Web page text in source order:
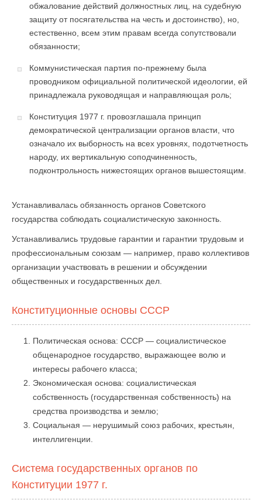
обжалование действий должностных лиц, на судебную
защиту от посягательства на честь и достоинство), но,
естественно, всем этим правам всегда сопутствовали
обязанности;
Коммунистическая партия по-прежнему была
проводником официальной политической идеологии, ей
принадлежала руководящая и направляющая роль;
Конституция 1977 г. провозглашала принцип
демократической централизации органов власти, что
означало их выборность на всех уровнях, подотчетность
народу, их вертикальную соподчиненность,
подконтрольность нижестоящих органов вышестоящим.
Устанавливалась обязанность органов Советского
государства соблюдать социалистическую законность.
Устанавливались трудовые гарантии и гарантии трудовым и
профессиональным союзам — например, право коллективов
организации участвовать в решении и обсуждении
общественных и государственных дел.
Конституционные основы СССР
Политическая основа: СССР — социалистическое
общенародное государство, выражающее волю и
интересы рабочего класса;
Экономическая основа: социалистическая
собственность (государственная собственность) на
средства производства и землю;
Социальная — нерушимый союз рабочих, крестьян,
интеллигенции.
Система государственных органов по
Конституции 1977 г.